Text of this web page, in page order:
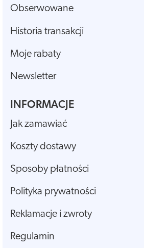
Obserwowane
Historia transakcji
Moje rabaty
Newsletter
INFORMACJE
Jak zamawiać
Koszty dostawy
Sposoby płatności
Polityka prywatności
Reklamacje i zwroty
Regulamin